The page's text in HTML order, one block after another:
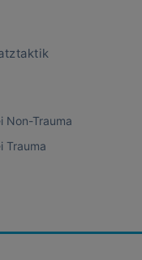
Non-Trauma
Trauma